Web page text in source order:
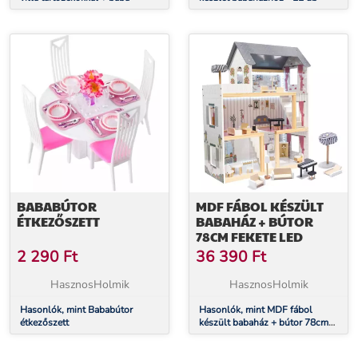
BABABÚTOR
ÉTKEZŐSZETT
2 290 Ft
HasznosHolmik
Hasonlók, mint Bababútor
étkezőszett
MDF FÁBOL KÉSZÜLT
BABAHÁZ + BÚTOR
78CM FEKETE LED
36 390 Ft
HasznosHolmik
Hasonlók, mint MDF fábol
készült babaház + bútor 78cm
fekete LED